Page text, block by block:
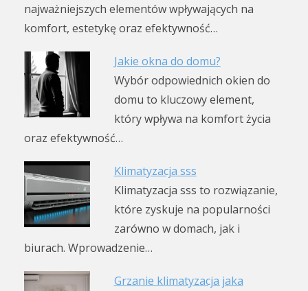
najważniejszych elementów wpływających na
komfort, estetykę oraz efektywność…
Jakie okna do domu?
Wybór odpowiednich okien do
domu to kluczowy element,
który wpływa na komfort życia
oraz efektywność…
Klimatyzacja sss
Klimatyzacja sss to rozwiązanie,
które zyskuje na popularności
zarówno w domach, jak i
biurach. Wprowadzenie…
Grzanie klimatyzacja jaka